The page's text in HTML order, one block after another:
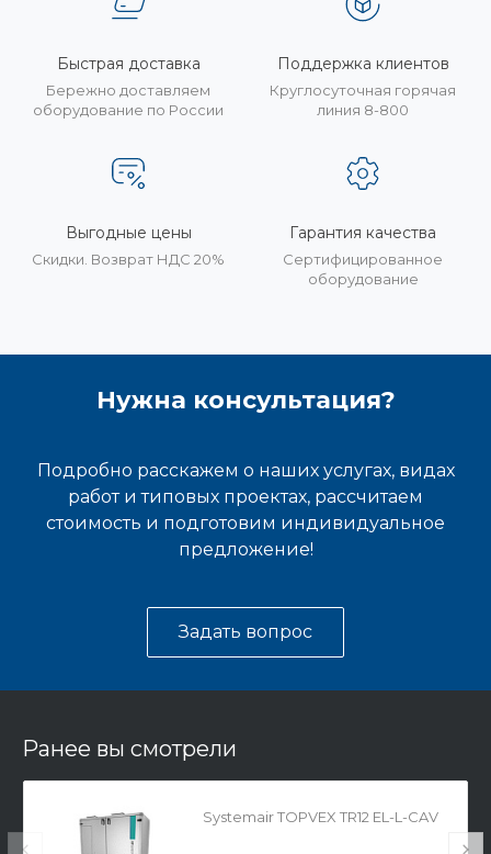
Быстрая доставка
Бережно доставляем
оборудование по России
Поддержка клиентов
Круглосуточная горячая
линия 8-800
Выгодные цены
Скидки. Возврат НДС 20%
Гарантия качества
Сертифицированное
оборудование
Нужна консультация?
Подробно расскажем о наших услугах, видах
работ и типовых проектах, рассчитаем
стоимость и подготовим индивидуальное
предложение!
Задать вопрос
Ранее вы смотрели
Systemair TOPVEX TR12 EL-L-CAV